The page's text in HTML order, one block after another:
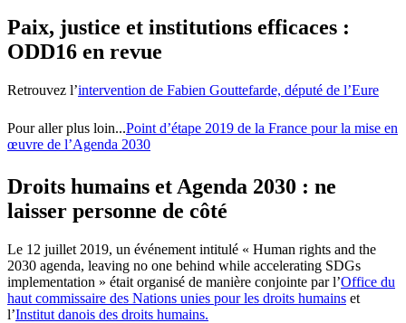
Paix, justice et institutions efficaces :
ODD16 en revue
Retrouvez l’intervention de Fabien Gouttefarde, député de l’Eure
Pour aller plus loin...Point d’étape 2019 de la France pour la mise en
œuvre de l’Agenda 2030
Droits humains et Agenda 2030 : ne
laisser personne de côté
Le 12 juillet 2019, un événement intitulé « Human rights and the
2030 agenda, leaving no one behind while accelerating SDGs
implementation » était organisé de manière conjointe par l’Office du
haut commissaire des Nations unies pour les droits humains et
l’Institut danois des droits humains.